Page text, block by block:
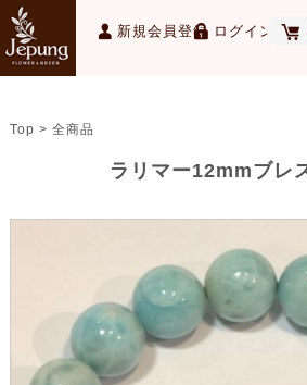
新規会員登録 ログイン
Top > 全商品
ラリマー12mmブレ